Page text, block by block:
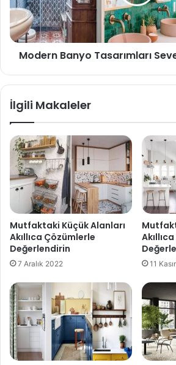
Modern Banyo Tasarımları
İlgili Makaleler
Mutfaktaki Küçük Alanları
Akıllıca Çözümlerle
Değerlendirin
7 Aralık 2022 11